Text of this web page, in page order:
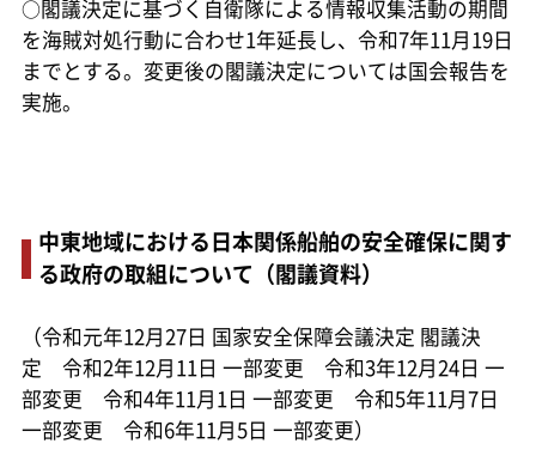
○閣議決定に基づく自衛隊による情報収集活動の期間
を海賊対処行動に合わせ1年延長し、令和7年11月19日
までとする。変更後の閣議決定については国会報告を
実施。
中東地域における日本関係船舶の安全確保に関す
る政府の取組について（閣議資料）
（令和元年12月27日 国家安全保障会議決定 閣議決
定 令和2年12月11日 一部変更 令和3年12月24日 一
部変更 令和4年11月1日 一部変更 令和5年11月7日
一部変更 令和6年11月5日 一部変更）